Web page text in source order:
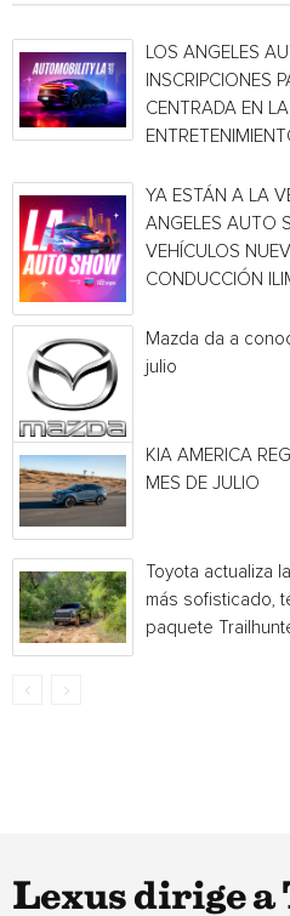
LOS ANGELES
INSCRIPCIONES
CENTRADA EN
YA ESTÁN A LA
ANGELES AUTO
VEHÍCULOS
CONDUCCIÓN
Mazda da a
julio
KIA AMERICA
MES DE JULIO
Toyota actualiza
más sofisticado,
paquete
Lexus dirige a